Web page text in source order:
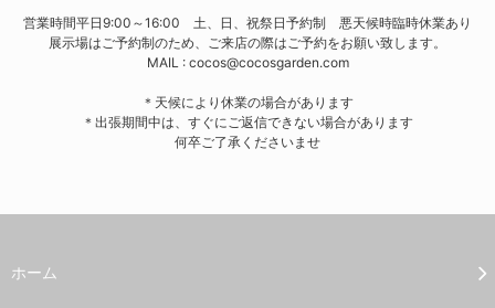
営業時間平日9:00～16:00 土、日、祝祭日予約制 悪天候時臨時休業あり
展示場はご予約制のため、ご来店の際はご予約をお願い致します。
MAIL : cocos@cocosgarden.com
＊天候により休業の場合があります
＊出張期間中は、すぐにご返信できない場合があります
何卒ご了承くださいませ
ホーム